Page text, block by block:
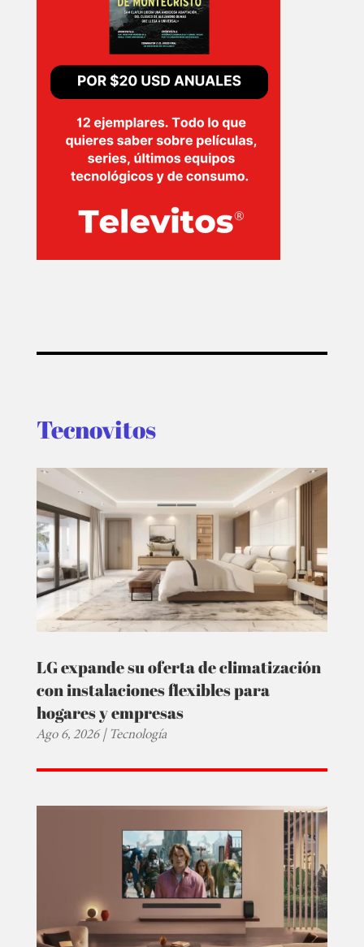
INICIO
PELICULAS
SERIES
TECNOVITOS
Tecnovitos
LG expande su oferta de climatización
con instalaciones flexibles para
hogares y empresas
Ago 6, 2026|Tecnología